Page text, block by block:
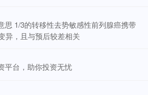
思 1/3的转移性去势敏感性前列腺癌携带
异，且与预后较差相关
平台，助你投资无忧